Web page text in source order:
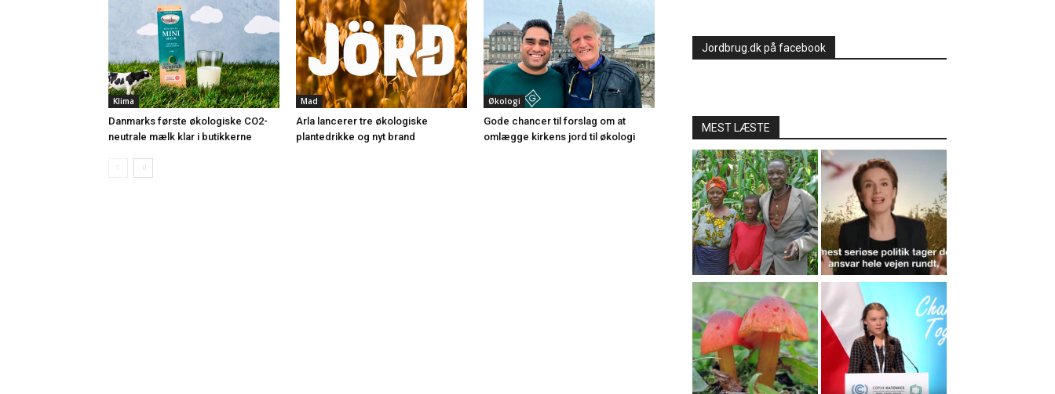
Klima
Danmarks første økologiske CO2-
neutrale mælk klar i butikkerne
Mad
Arla lancerer tre økologiske
plantedrikke og nyt brand
Økologi
Gode chancer til forslag om at
omlægge kirkens jord til økologi
Jordbrug.dk på facebook
MEST LÆSTE